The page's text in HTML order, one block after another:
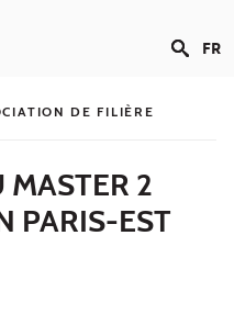
FR
DE FILIÈRE
2
PARIS-EST